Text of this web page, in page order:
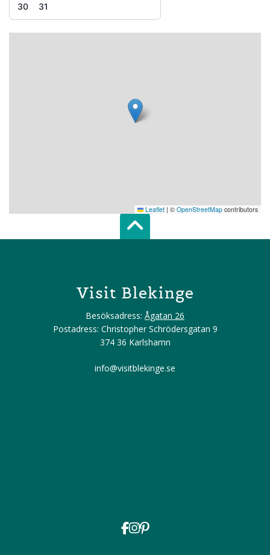
30
31
Leaflet | © OpenStreetMap contributors
Scroll top of
Visit Blekinge
Besöksadress: Ågatan 26
Postadress: Christopher Schrödersgatan 9
374 36 Karlshamn
info@visitblekinge.se